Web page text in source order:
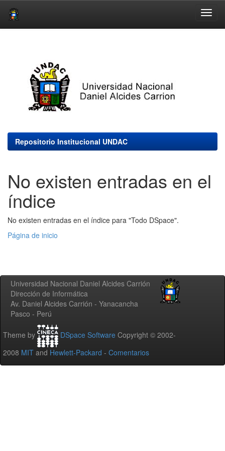
Repositorio Institucional UNDAC
No existen entradas en el
índice
No existen entradas en el índice para "Todo DSpace".
Página de inicio
Universidad Nacional Daniel Alcides Carrión
Dirección de Informática
Av. Daniel Alcides Carrión - Yanacancha
Pasco - Perú
Theme by DSpace Software Copyright © 2002-
2008 MIT and Hewlett-Packard - Comentarios